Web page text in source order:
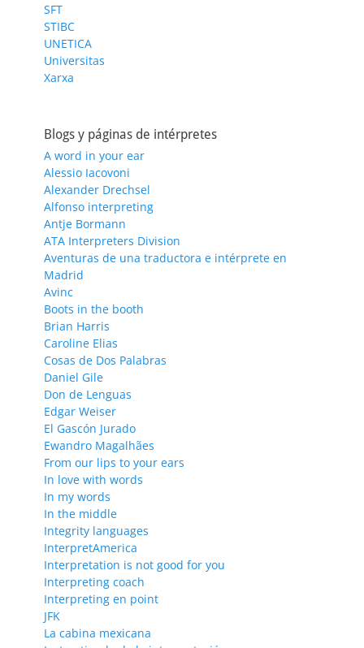
SFT
STIBC
UNETICA
Universitas
Xarxa
Blogs y páginas de intérpretes
A word in your ear
Alessio Iacovoni
Alexander Drechsel
Alfonso interpreting
Antje Bormann
ATA Interpreters Division
Aventuras de una traductora e intérprete en
Madrid
Avinc
Boots in the booth
Brian Harris
Caroline Elias
Cosas de Dos Palabras
Daniel Gile
Don de Lenguas
Edgar Weiser
El Gascón Jurado
Ewandro Magalhães
From our lips to your ears
In love with words
In my words
In the middle
Integrity languages
InterpretAmerica
Interpretation is not good for you
Interpreting coach
Interpreting en point
JFK
La cabina mexicana